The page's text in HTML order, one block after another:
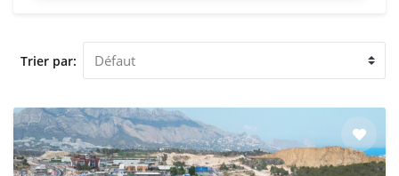
accueillons dans notre agence de La Nucía, Alicante
province, Spain pour vous conseiller et vous assister lors de
Trier par: